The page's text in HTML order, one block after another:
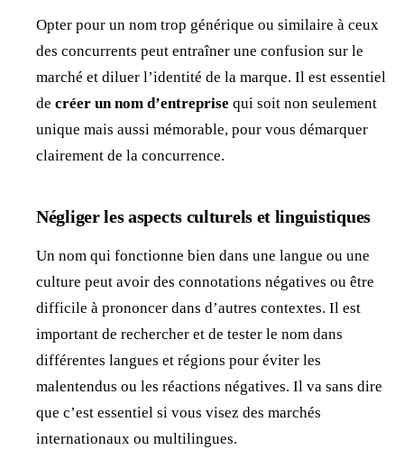
Opter pour un nom trop générique ou similaire à ceux
des concurrents peut entraîner une confusion sur le
marché et diluer l’identité de la marque. Il est essentiel
de créer un nom d’entreprise qui soit non seulement
unique mais aussi mémorable, pour vous démarquer
clairement de la concurrence.
Négliger les aspects culturels et linguistiques
Un nom qui fonctionne bien dans une langue ou une
culture peut avoir des connotations négatives ou être
difficile à prononcer dans d’autres contextes. Il est
important de rechercher et de tester le nom dans
différentes langues et régions pour éviter les
malentendus ou les réactions négatives. Il va sans dire
que c’est essentiel si vous visez des marchés
internationaux ou multilingues.